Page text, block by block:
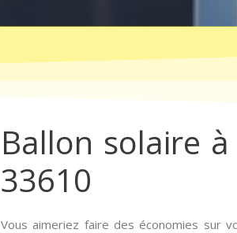
Ballon solaire
33610
Vous aimeriez faire des économies sur